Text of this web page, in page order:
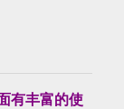
有丰富的使